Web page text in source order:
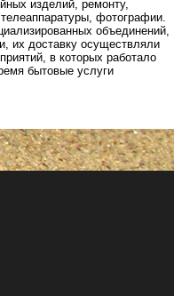
изделий, ремонту,
фотографии.
объединений,
их доставку осуществляли
в которых работало
бытовые услуги